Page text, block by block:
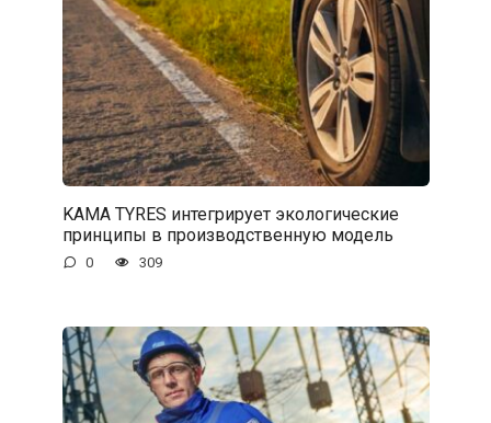
KAMA TYRES интегрирует экологические
принципы в производственную модель
0 309